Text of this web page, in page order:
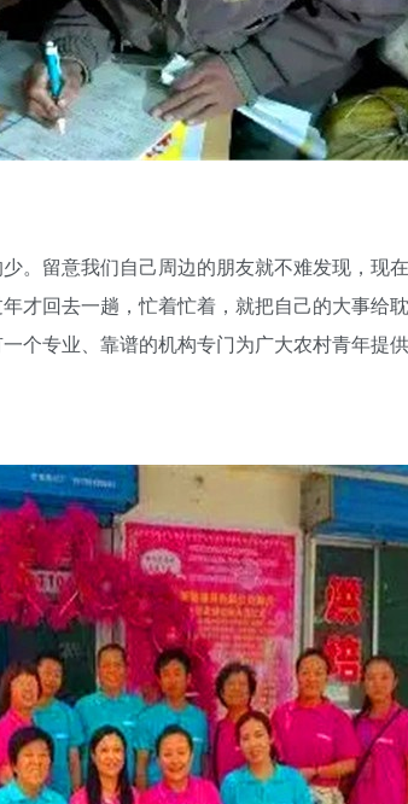
留意我们自己周边的朋友就不难发现，现
才回去一趟，忙着忙着，就把自己的大事给
个专业、靠谱的机构专门为广大农村青年提